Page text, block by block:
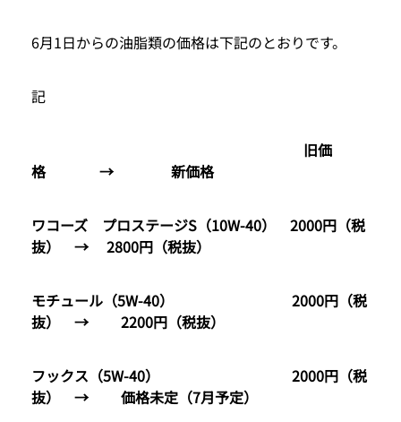
6月1日からの油脂類の価格は下記のとおりです。
記
旧価
格
→ 新価格
ワコーズ プロステージS （10W-40） 2000円（税
抜） → 2800円（税抜）
モチュール（5W-40） 2000円（税
抜） → 2200円（税抜）
フックス（5W-40） 2000円（税
抜） → 価格未定（7月予定）